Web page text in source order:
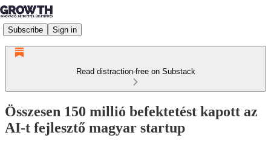
Subscribe Sign in
Read distraction-free on Substack
Összesen 150 millió befektetést kapott az
AI-t fejlesztő magyar startup